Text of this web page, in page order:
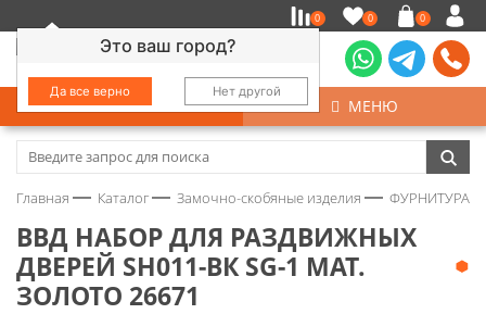
Это ваш город?
Да все верно Нет другой
0 0 0
КАТАЛОГ МЕНЮ
Замочно-скобяные изделия
Колеса
Главная Каталог Замочно-скобяные изделия ФУРНИТУРА
ВВД НАБОР ДЛЯ РАЗДВИЖНЫХ
ДВЕРЕЙ SH011-ВК SG-1 МАТ.
ЗОЛОТО 26671